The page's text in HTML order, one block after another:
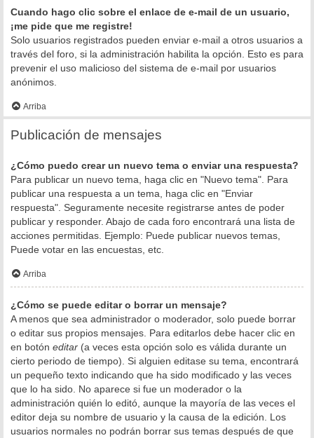
Cuando hago clic sobre el enlace de e-mail de un usuario,
¡me pide que me registre!
Solo usuarios registrados pueden enviar e-mail a otros usuarios a
través del foro, si la administración habilita la opción. Esto es para
prevenir el uso malicioso del sistema de e-mail por usuarios
anónimos.
Arriba
Publicación de mensajes
¿Cómo puedo crear un nuevo tema o enviar una respuesta?
Para publicar un nuevo tema, haga clic en "Nuevo tema". Para
publicar una respuesta a un tema, haga clic en "Enviar
respuesta". Seguramente necesite registrarse antes de poder
publicar y responder. Abajo de cada foro encontrará una lista de
acciones permitidas. Ejemplo: Puede publicar nuevos temas,
Puede votar en las encuestas, etc.
Arriba
¿Cómo se puede editar o borrar un mensaje?
A menos que sea administrador o moderador, solo puede borrar
o editar sus propios mensajes. Para editarlos debe hacer clic en
en botón editar (a veces esta opción solo es válida durante un
cierto periodo de tiempo). Si alguien editase su tema, encontrará
un pequeño texto indicando que ha sido modificado y las veces
que lo ha sido. No aparece si fue un moderador o la
administración quién lo editó, aunque la mayoría de las veces el
editor deja su nombre de usuario y la causa de la edición. Los
usuarios normales no podrán borrar sus temas después de que